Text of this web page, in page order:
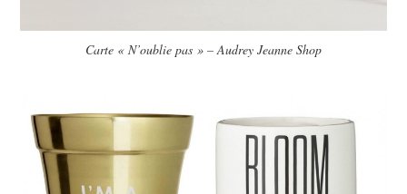
Carte « N’oublie pas » – Audrey Jeanne Shop